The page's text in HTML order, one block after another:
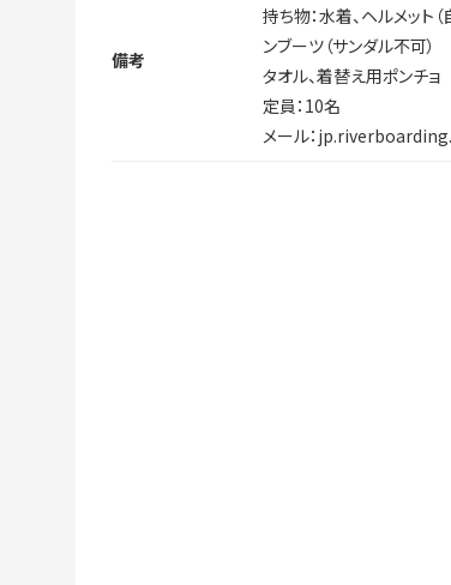
備考
持ち物：水着、ヘルメット
ンブーツ（サンダル不可）
タオル、着替え用ポンチョ
定員：10名
メール：